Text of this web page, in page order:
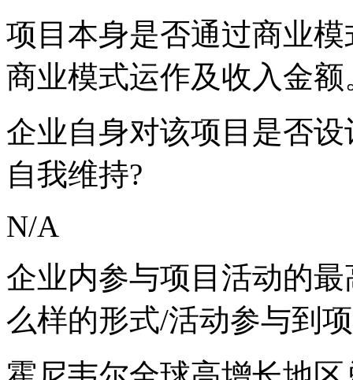
项目本身是否通过商业
商业模式运作及收入金
企业自身对该项目是否
自我维持?
N/A
企业内参与项目活动的
么样的形式/活动参与到